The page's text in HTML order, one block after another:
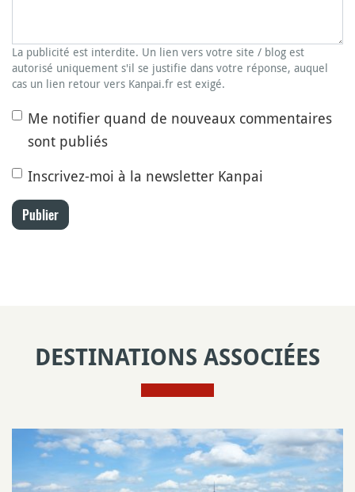
La publicité est interdite. Un lien vers votre site / blog est
autorisé uniquement s'il se justifie dans votre réponse, auquel
cas un lien retour vers Kanpai.fr est exigé.
Me notifier quand de nouveaux commentaires
sont publiés
Inscrivez-moi à la newsletter Kanpai
Publier
DESTINATIONS ASSOCIÉES